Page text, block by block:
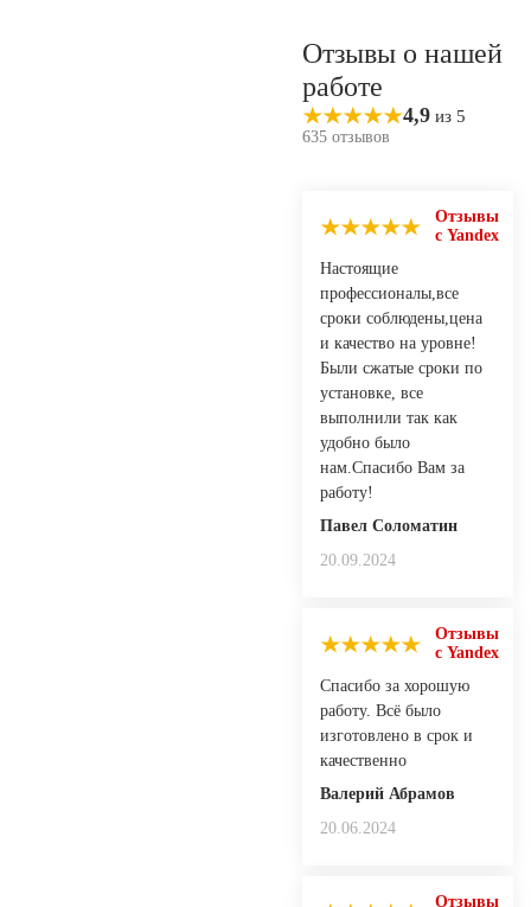
Отзывы о нашей
работе
4,9 из 5
635 отзывов
Отзывы
с Yandex
Настоящие
профессионалы,все
сроки соблюдены,цена
и качество на уровне!
Были сжатые сроки по
установке, все
выполнили так как
удобно было
нам.Спасибо Вам за
работу!
Павел Соломатин
20.09.2024
Отзывы
с Yandex
Спасибо за хорошую
работу. Всё было
изготовлено в срок и
качественно
Валерий Абрамов
20.06.2024
Отзывы